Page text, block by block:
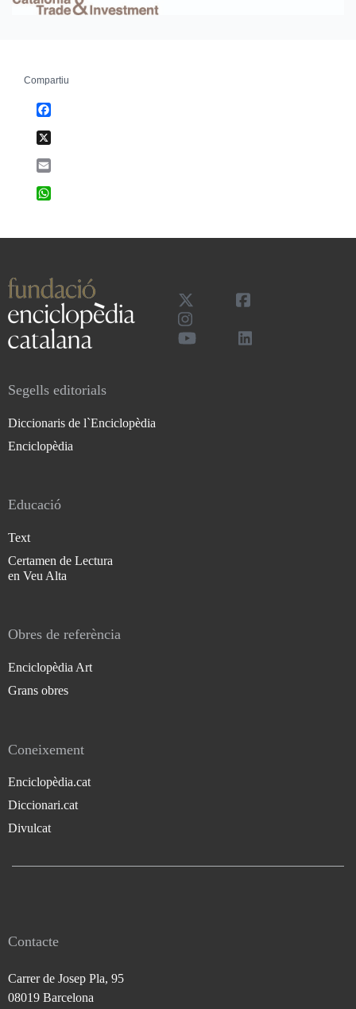
Compartiu
Segells editorials
Diccionaris de l`Enciclopèdia
Enciclopèdia
Educació
Text
Certamen de Lectura
en Veu Alta
Obres de referència
Enciclopèdia Art
Grans obres
Coneixement
Enciclopèdia.cat
Diccionari.cat
Divulcat
Contacte
Carrer de Josep Pla, 95
08019 Barcelona